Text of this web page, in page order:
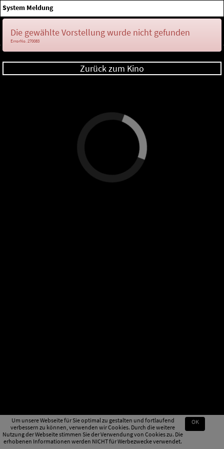
Um unsere Webseite für Sie optimal zu gestalten und fortlaufend
verbessern zu können, verwenden wir Cookies. Durch die weitere
Nutzung der Webseite stimmen Sie der Verwendung von Cookies zu. Die
erhobenen Informationen werden NICHT für Werbezwecke verwendet.
OK
System Meldung
Die gewählte Vorstellung wurde nicht gefunden
ErrorNo. 270083
Zurück zum Kino